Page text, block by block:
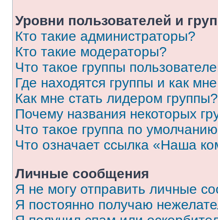
Уровни пользователей и
Кто такие администраторы?
Кто такие модераторы?
Что такое группы
Где находятся группы и как
Как мне стать лидером группы?
Почему названия некоторых
Что такое группа по
Что означает ссылка «Наша
Личные сообщения
Я не могу отправить личные
Я постоянно получаю